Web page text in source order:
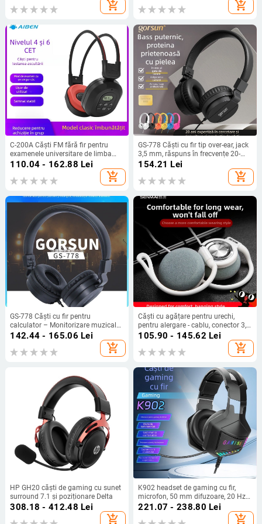
add_shopping_cart add_shopping_cart
C-200A Căști FM fără fir pentru
examenele universitare de limba
engleză CET-4/6, interval de
frecvență 50-108 Hz, impedanță 32
Ω, sensibilitate 108 dB/mW,
110.04 - 162.88 Lei
add_shopping_cart
GS-778 Căști cu fir tip over-ear, jack
3,5 mm, răspuns în frecvențe 20-
2000 Hz, cablu de 1,2 m, microfon
154.21 Lei
add_shopping_cart
GS-778 Căști cu fir pentru
calculator – Monitorizare muzicală,
conector 3,5 mm
142.44 - 165.06 Lei
add_shopping_cart
Căști cu agățare pentru urechi,
pentru alergare - cablu, conector 3,5
mm, sensibilitate 96 dB/mW
105.90 - 145.62 Lei
add_shopping_cart
HP GH20 căști de gaming cu sunet
surround 7.1 și poziționare Delta
308.18 - 412.48 Lei
add_shopping_cart
K902 headset de gaming cu fir,
microfon, 50 mm difuzoare, 20 Hz–
20 kHz, 32 Ω
221.07 - 238.80 Lei
add_shopping_cart